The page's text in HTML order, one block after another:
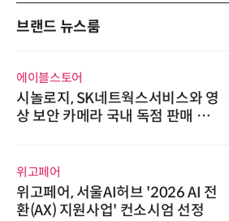
브랜드 뉴스룸
에이블스토어
시놀로지, SK네트웍스서비스와 영
상 보안 카메라 국내 독점 판매 파
위고페어
위고페어, 서울AI허브 '2026 AI 전
환(AX) 지원사업' 컨소시엄 선정